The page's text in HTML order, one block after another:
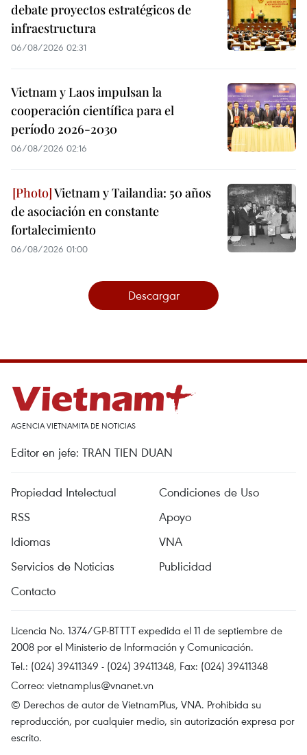
debate proyectos estratégicos de
infraestructura
06/08/2026 02:31
Vietnam y Laos impulsan la
cooperación científica para el
período 2026-2030
06/08/2026 02:16
Vietnam y Tailandia: 50 años
de asociación en constante
fortalecimiento
06/08/2026 01:00
Descargar
AGENCIA VIETNAMITA DE NOTICIAS
Editor en jefe: TRAN TIEN DUAN
Propiedad Intelectual
Condiciones de Uso
RSS
Apoyo
Idiomas
VNA
Servicios de Noticias
Publicidad
Contacto
Licencia No. 1374/GP-BTTTT expedida el 11 de septiembre de
2008 por el Ministerio de Información y Comunicación.
Tel.: (024) 39411349 - (024) 39411348, Fax: (024) 39411348
Correo: vietnamplus@vnanet.vn
© Derechos de autor de VietnamPlus, VNA. Prohibida su
reproducción, por cualquier medio, sin autorización expresa por
escrito.